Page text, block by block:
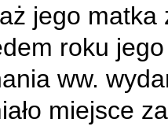
jego matka
roku
ww.
miejsce